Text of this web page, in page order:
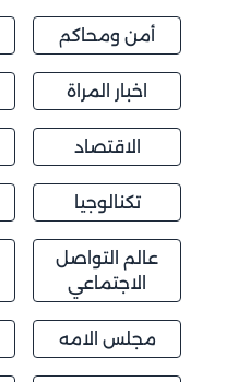
أمن ومحاكم
اخبار المراة
الاقتصاد
تكنالوجيا
عالم التواصل
الاجتماعي
مجلس الامه